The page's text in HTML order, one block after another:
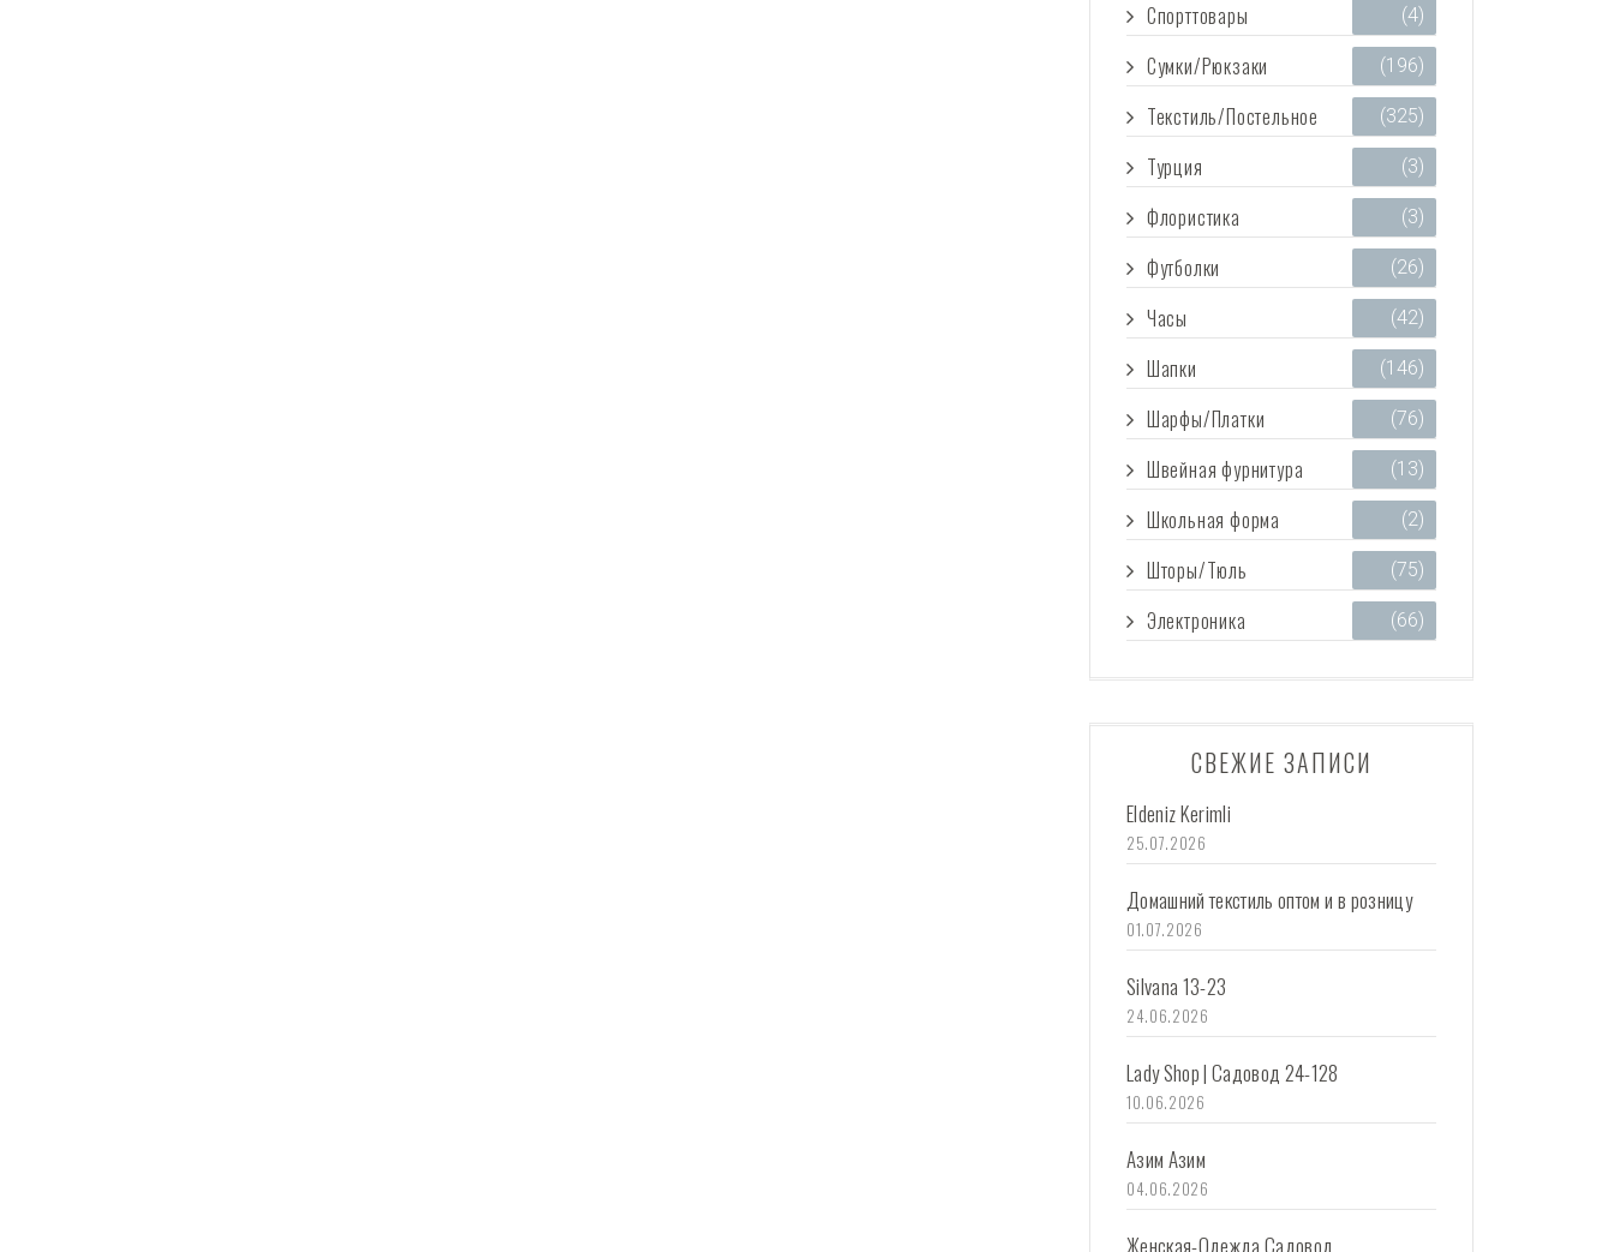
Спорттовары (4)
Сумки/Рюкзаки (196)
Текстиль/Постельное (325)
Турция (3)
Флористика (3)
Футболки (26)
Часы (42)
Шапки (146)
Шарфы/Платки (76)
Швейная фурнитура (13)
Школьная форма (2)
Шторы/Тюль (75)
Электроника (66)
СВЕЖИЕ ЗАПИСИ
Eldeniz Kerimli
25.07.2026
Домашний текстиль оптом и в розницу
01.07.2026
Silvana 13-23
24.06.2026
Lady Shop | Садовод 24-128
10.06.2026
Азим Азим
04.06.2026
Женская-Одежда Садовод